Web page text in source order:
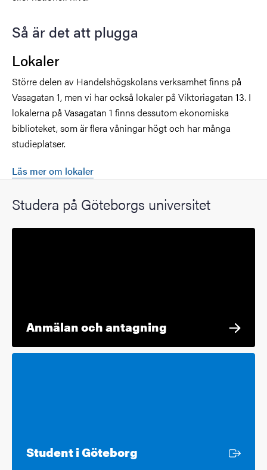
Så är det att plugga
Lokaler
Större delen av Handelshögskolans verksamhet finns på
Vasagatan 1, men vi har också lokaler på Viktoriagatan 13. I
lokalerna på Vasagatan 1 finns dessutom ekonomiska
biblioteket, som är flera våningar högt och har många
studieplatser.
Läs mer om lokaler
Studera på Göteborgs universitet
Anmälan och antagning
Student i Göteborg